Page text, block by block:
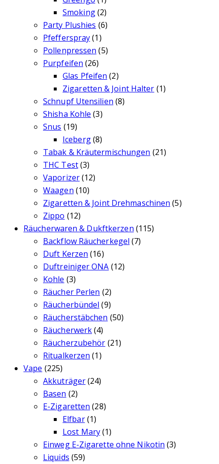
Smoking(2)
Party Plushies (6)
Pfefferspray(1)
Pollenpressen (5)
Purpfeifen (26)
Glas Pfeifen (2)
Zigaretten & Joint Halter (1)
Schnupf Utensilien (8)
Shisha Kohle (3)
Snus (19)
Iceberg(8)
Tabak & Kräutermischungen (21)
THC Test(3)
Vaporizer(12)
Waagen (10)
Zigaretten & Joint Drehmaschinen (5)
Zippo (12)
Räucherwaren & Dukftkerzen (115)
Backflow Räucherkegel (7)
Duft Kerzen (16)
Duftreiniger ONA (12)
Kohle (3)
Räucher Perlen (2)
Räucherbündel (9)
Räucherstäbchen (50)
Räucherwerk(4)
Räucherzubehör (21)
Ritualkerzen (1)
Vape (225)
Akkuträger(24)
Basen (2)
E-Zigaretten (28)
Elfbar(1)
Lost Mary(1)
Einweg E-Zigarette ohne Nikotin (3)
Liquids (59)